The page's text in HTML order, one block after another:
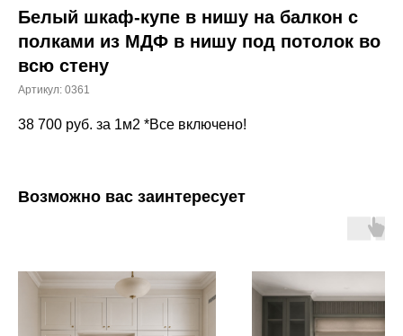
Белый шкаф-купе в нишу на балкон с
полками из МДФ в нишу под потолок во
всю стену
Артикул: 0361
38 700 руб. за 1м2 *Все включено!
Возможно вас заинтересует